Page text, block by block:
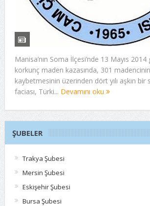
Manisa’nın Soma İlçesi’nde 13 Mayıs
korkunç maden kazasında, 301 madencinin
kaybetmesinin üzerinden dört yılı aşkın bir
faciası, Türki... Devamını oku
ŞUBELER
Trakya Şubesi
Mersin Şubesi
Eskişehir Şubesi
Bursa Şubesi